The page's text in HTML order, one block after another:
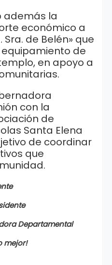
además la
económico a
de Belén» que
de
en apoyo a
con la
de
Santa Elena
de coordinar
que
Departamental
mejor!